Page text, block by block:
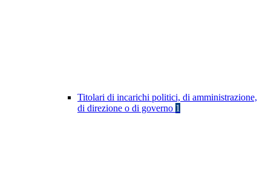
Titolari di incarichi politici, di amministrazione,
di direzione o di governo 1